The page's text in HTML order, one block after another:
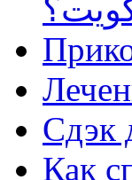
Сдэк
Как